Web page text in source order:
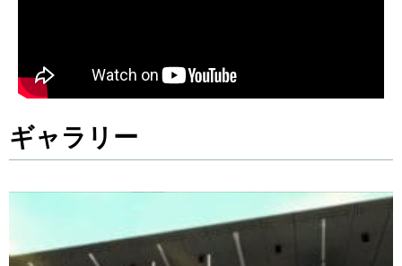
ギャラリー